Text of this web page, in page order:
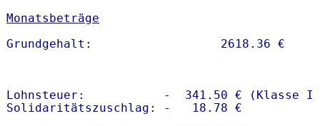
Monatsbeträge
Lohnsteuer:           -  341.50 € (Klasse I)
Solidaritätszuschlag: -   18.78 €